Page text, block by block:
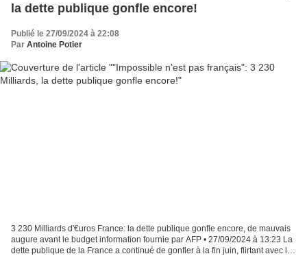
la dette publique gonfle encore!
Publié le 27/09/2024 à 22:08
Par Antoine Potier
3 230 Milliards d'€uros France: la dette publique gonfle encore, de mauvais
augure avant le budget information fournie par AFP • 27/09/2024 à 13:23 La
dette publique de la France a continué de gonfler à la fin juin, flirtant avec les